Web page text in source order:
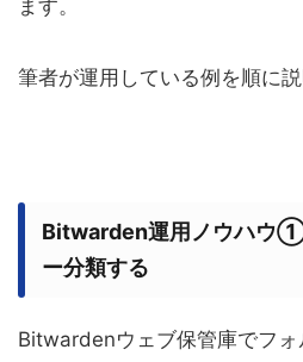
ます。
筆者が運用している例を順に説
Bitwarden運用ノウハウ
ー分類する
Bitwardenウェブ保管庫でフ